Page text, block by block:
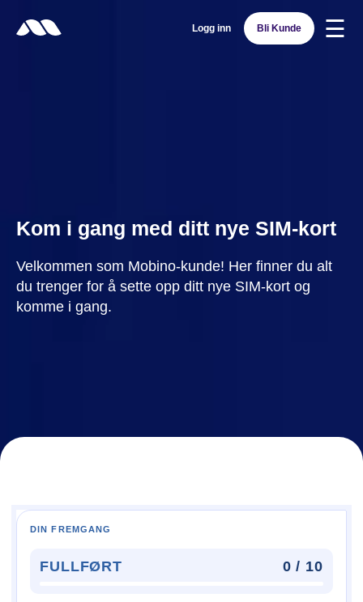
☰
Logg inn Bli Kunde
Kom i gang med ditt nye SIM-kort
Velkommen som Mobino-kunde! Her finner du alt
du trenger for å sette opp ditt nye SIM-kort og
komme i gang.
DIN FREMGANG
FULLFØRT 0 / 10